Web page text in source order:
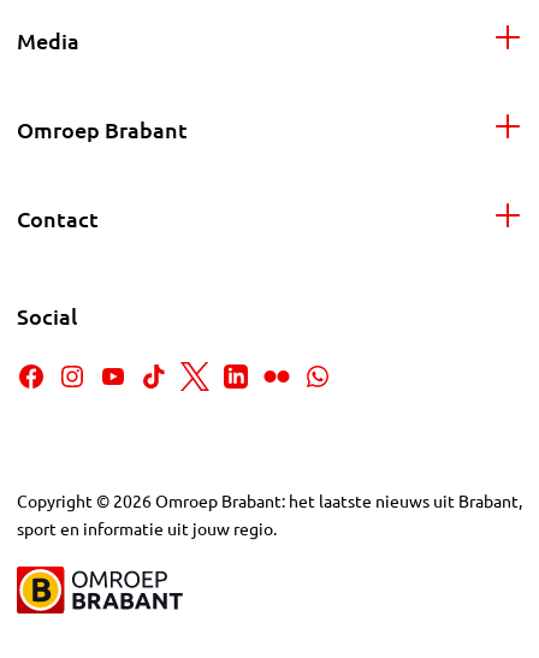
Media
Omroep Brabant
Contact
Social
Copyright © 2026Omroep Brabant: het laatste nieuws uit Brabant,
sport en informatie uit jouw regio.